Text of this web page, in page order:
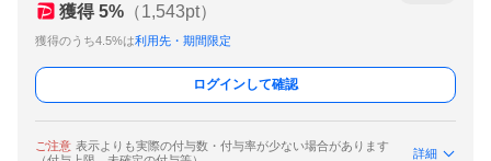
獲得 5% （1,543pt）
獲得のうち4.5%は利用先・期間限定
ログインして確認
ご注意 表示よりも実際の付与数・付与率が少ない場合があります
詳細